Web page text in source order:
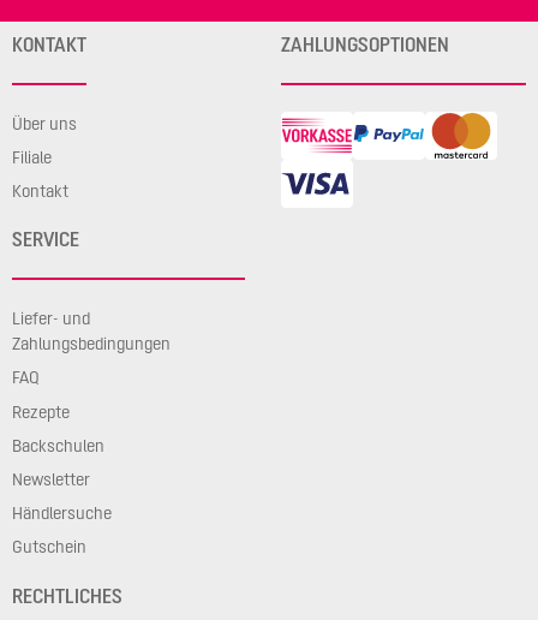
KONTAKT
Über uns
Filiale
Kontakt
SERVICE
Liefer- und
Zahlungsbedingungen
FAQ
Rezepte
Backschulen
Newsletter
Händlersuche
Gutschein
RECHTLICHES
ZAHLUNGSOPTIONEN